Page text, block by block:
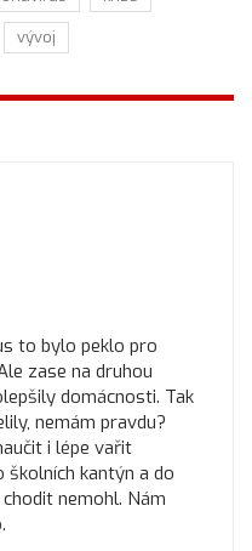
vývoj
to bylo peklo pro
zase na druhou
domácnosti. Tak
nemám pravdu?
i lépe vařit
kantýn a do
nemohl. Nám